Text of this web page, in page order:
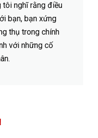
tôi nghĩ rằng điều
bạn, bạn xứng
thụ trong chính
với những cố